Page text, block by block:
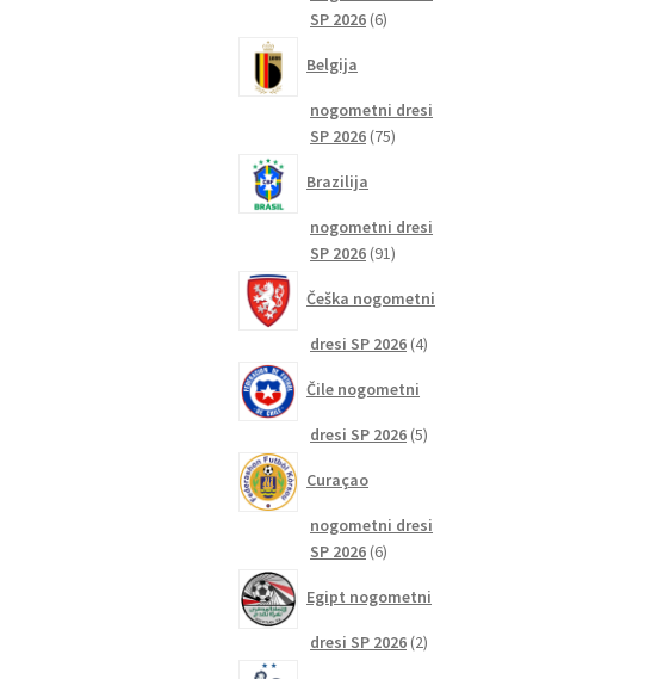
SP 2026 66
Belgija
nogometni dresi
SP 2026 7575
Brazilija
nogometni dresi
SP 2026 9191
Češka nogometni
dresi SP 2026 44
Čile nogometni
dresi SP 2026 55
Curaçao
nogometni dresi
SP 2026 66
Egipt nogometni
dresi SP 2026 22